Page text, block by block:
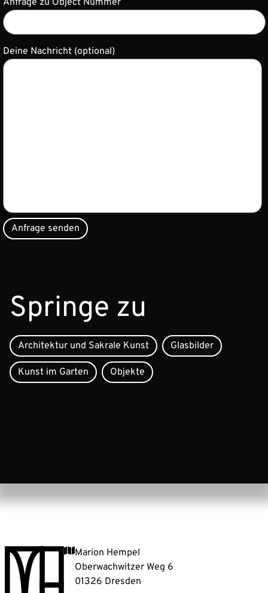
Deine Nachricht (optional)
Springe zu
Architektur und Sakrale Kunst Glasbilder
Kunst im Garten Objekte
Marion Hempel
Oberwachwitzer Weg 6
01326 Dresden